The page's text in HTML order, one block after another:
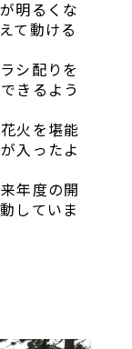
明るくな
て動ける
シ配りを
きるよう
火を堪能
入ったよ
年度の開
していま